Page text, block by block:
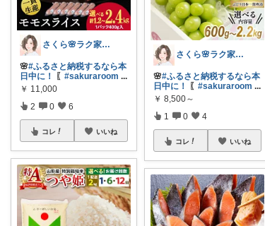
さくら🌸ラク家事&便利な生活雑貨🏠️
🌸#ふるさと納税するなら本
日中に！
〖 #sakuraroom ...
￥ 11,000
2 0 6
コレ いいね
さくら🌸ラク家事&便利な生活雑貨🏠️
🌸#ふるさと納税するなら本
日中に！
〖#sakuraroom ...
￥ 8,500～
1 0 4
コレ いいね